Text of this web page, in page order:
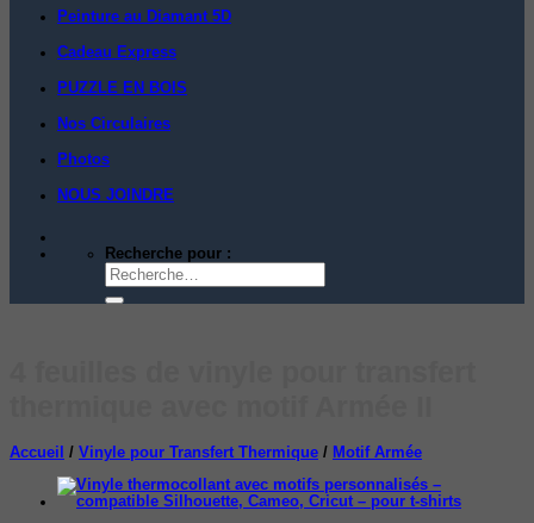
Peinture au Diamant 5D
Cadeau Express
PUZZLE EN BOIS
Nos Circulaires
Photos
NOUS JOINDRE
Recherche pour :
Accueil / Vinyle pour Transfert Thermique / Motif Armée